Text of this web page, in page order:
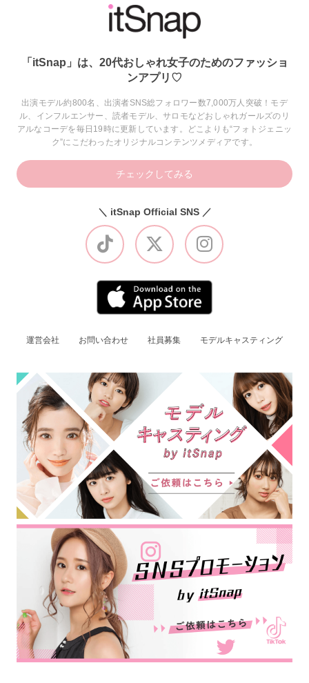
「itSnap」は、20代おしゃれ女子のためのファッショ
ンアプリ♡
出演モデル約800名、出演者SNS総フォロワー数7,000万人突破！モデ
ル、インフルエンサー、読者モデル、サロモなどおしゃれガールズのリ
アルなコーデを毎日19時に更新しています。どこよりも“フォトジェニッ
ク”にこだわったオリジナルコンテンツメディアです。
チェックしてみる
＼ itSnap Official SNS ／
運営会社 お問い合わせ 社員募集 モデルキャスティング